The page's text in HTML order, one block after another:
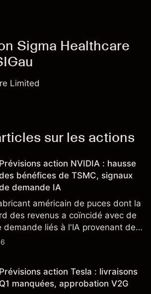
Sigma Healthcare
Limited
sur les actions
Prévisions action NVIDIA : hausse
bénéfices de TSMC, signaux
demande IA
américain de puces dont la
des revenus a coïncidé avec de
liés à l'IA provenant de
la chaîne d'approvisionnement,
pas des résultats futurs.
Prévisions action Tesla : livraisons
Q1 manquées, approbation V2G